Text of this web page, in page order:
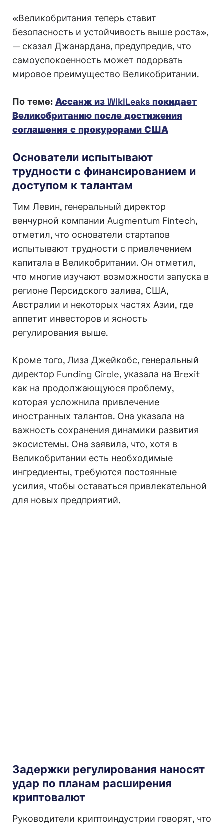
«Великобритания теперь ставит
безопасность и устойчивость выше роста»,
— сказал Джанардана, предупредив, что
самоуспокоенность может подорвать
мировое преимущество Великобритании.
По теме: Ассанж из WikiLeaks покидает
Великобританию после достижения
соглашения с прокурорами США
Основатели испытывают
трудности с финансированием и
доступом к талантам
Тим Левин, генеральный директор
венчурной компании Augmentum Fintech,
отметил, что основатели стартапов
испытывают трудности с привлечением
капитала в Великобритании. Он отметил,
что многие изучают возможности запуска в
регионе Персидского залива, США,
Австралии и некоторых частях Азии, где
аппетит инвесторов и ясность
регулирования выше.
Кроме того, Лиза Джейкобс, генеральный
директор Funding Circle, указала на Brexit
как на продолжающуюся проблему,
которая усложнила привлечение
иностранных талантов. Она указала на
важность сохранения динамики развития
экосистемы. Она заявила, что, хотя в
Великобритании есть необходимые
ингредиенты, требуются постоянные
усилия, чтобы оставаться привлекательной
для новых предприятий.
Задержки регулирования наносят
удар по планам расширения
криптовалют
Руководители криптоиндустрии говорят, что